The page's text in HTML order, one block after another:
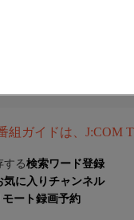
組ガイドは、J:COM
する検索ワード登録
気に入りチャンネル
モート録画予約